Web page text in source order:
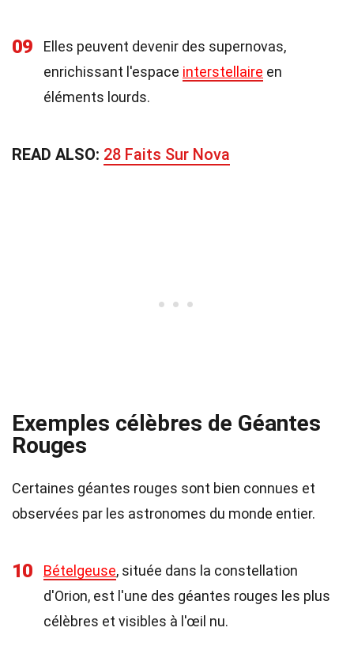
09
Elles peuvent devenir des supernovas,
enrichissant l'espace interstellaire en
éléments lourds.
READ ALSO: 28 Faits Sur Nova
Exemples célèbres de Géantes
Rouges
Certaines géantes rouges sont bien connues et
observées par les astronomes du monde entier.
10 Bételgeuse, située dans la constellation
d'Orion, est l'une des géantes rouges les plus
célèbres et visibles à l'œil nu.